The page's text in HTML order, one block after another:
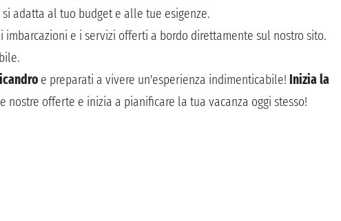
adatta al tuo budget e alle tue esigenze.
e i servizi offerti a bordo direttamente sul nostro sito.
e preparati a vivere un'esperienza indimenticabile! Inizia la
offerte e inizia a pianificare la tua vacanza oggi stesso!